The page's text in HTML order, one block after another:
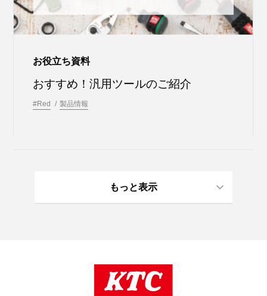
お役立ち資料
おすすめ！汎用ツールのご紹介
#Red 製品情報
もっと表示